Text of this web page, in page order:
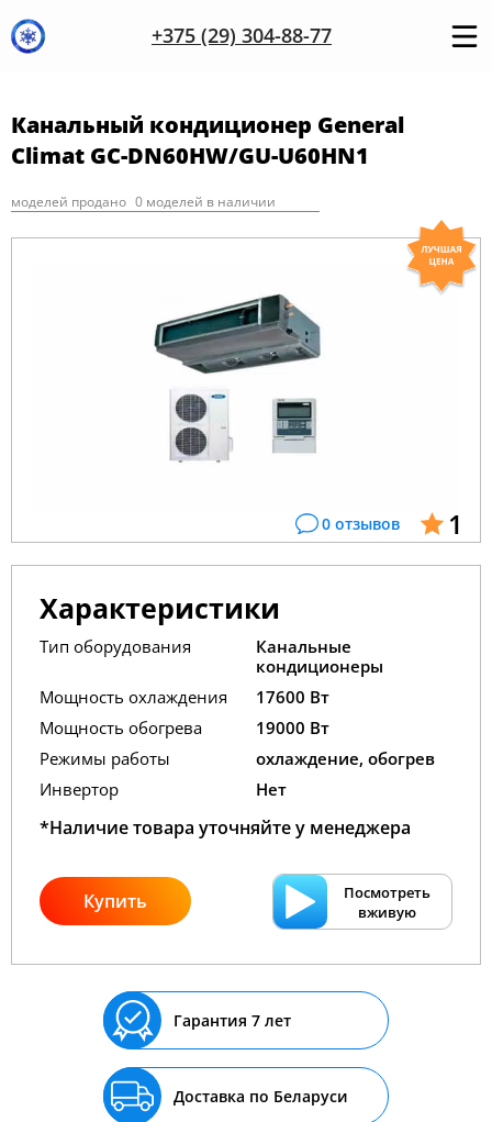
+375 (29) 304-88-77
Канальный кондиционер General
Climat GC-DN60HW/GU-U60HN1
моделей продано 0 моделей в наличии
0 отзывов 1
Характеристики
Тип оборудования
Канальные
кондиционеры
Мощность охлаждения
17600 Вт
Мощность обогрева
19000 Вт
Режимы работы
охлаждение, обогрев
Инвертор
Нет
*Наличие товара уточняйте у менеджера
Купить
Посмотреть
вживую
Гарантия 7 лет
Доставка по Беларуси